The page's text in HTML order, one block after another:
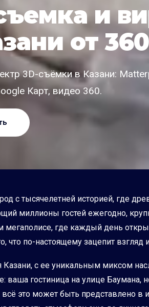
и
от
3D-съёмки в Казани:
Карт, видео 360.
с тысячелетней историей, где
миллионы гостей ежегодно,
мегаполисе, где каждый день
что по-настоящему зацепит взгляд
Казани, с ее уникальным миксом
ваша гостиница на улице
это может быть представлено в